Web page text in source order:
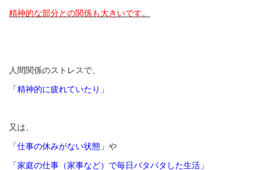
精神的な部分との関係も大きいです。
人間関係のストレスで、
「精神的に疲れていたり」
又は、
「仕事の休みがない状態」 や
「家庭の仕事（家事など）で毎日バタバタした生活」